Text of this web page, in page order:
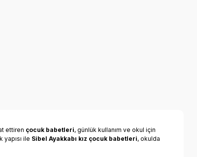
ettiren çocuk babetleri, günlük kullanım ve okul için
ile Sibel Ayakkabı kız çocuk babetleri, okulda